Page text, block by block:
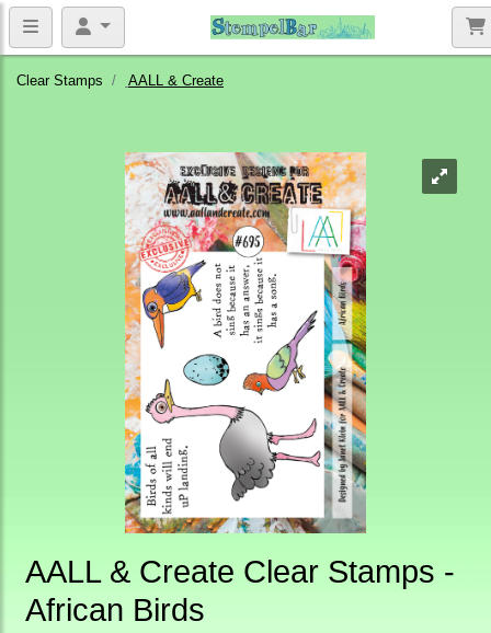
Clear Stamps AALL & Create
AALL & Create Clear Stamps -
African Birds